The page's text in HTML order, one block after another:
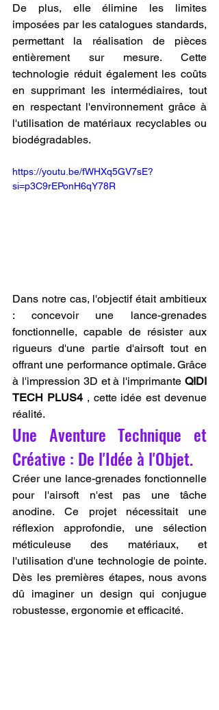
De plus, elle élimine les limites
imposées par les catalogues standards,
permettant la réalisation de pièces
entièrement sur mesure. Cette
technologie réduit également les coûts
en supprimant les intermédiaires, tout
en respectant l'environnement grâce à
l'utilisation de matériaux recyclables ou
biodégradables.
https://youtu.be/fWHXq5GV7sE?
si=p3C9rEPonH6qY78R
Dans notre cas, l'objectif était ambitieux
: concevoir une lance-grenades
fonctionnelle, capable de résister aux
rigueurs d'une partie d'airsoft tout en
offrant une performance optimale. Grâce
à l'impression 3D et à l'imprimante QIDI
TECH PLUS4 , cette idée est devenue
réalité.
Une Aventure Technique et
Créative : De l'Idée à l'Objet.
Créer une lance-grenades fonctionnelle
pour l'airsoft n'est pas une tâche
anodine. Ce projet nécessitait une
réflexion approfondie, une sélection
méticuleuse des matériaux, et
l'utilisation d'une technologie de pointe.
Dès les premières étapes, nous avons
dû imaginer un design qui conjugue
robustesse, ergonomie et efficacité.